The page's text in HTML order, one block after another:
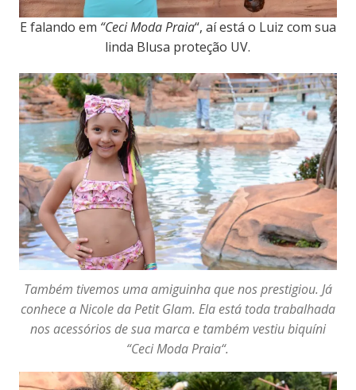
E falando em “Ceci Moda Praia“, aí está o Luiz com sua
linda Blusa proteção UV.
Também tivemos uma amiguinha que nos prestigiou. Já
conhece a Nicole daPetit Glam. Ela está toda trabalhada
nos acessórios de sua marca e também vestiu biquíni
“Ceci Moda Praia“.